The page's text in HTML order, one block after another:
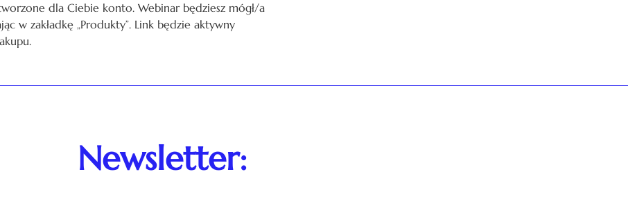
dla Ciebie konto. Webinar będziesz mógł/a
w zakładkę „Produkty”. Link będzie aktywny
Newsletter: